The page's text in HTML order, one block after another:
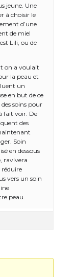
jeune. Une
à choisir le
d’une
de miel
Lili, ou de
on a voulait
la peau et
un
en but de ce
soins pour
fait voir. De
des
Soin
en dessous
ravivera
réduire
vers un soin
peau.
Visa
to Know
the
in the USA